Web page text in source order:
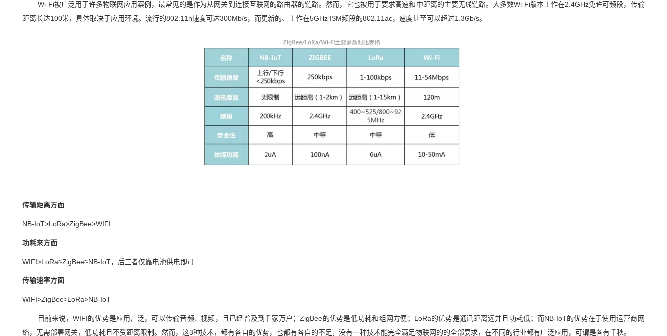
Wi-Fi被广泛用于许多物联网应用案例，最常见的是作为从网关到连接互联网的路由器的链路。然而，它也被用于要求高速和中距离的主要无线链路。大多数Wi-Fi版本工作在2.4GHz免许可频段，传输
距离长达100米，具体取决于应用环境。流行的802.11n速度可达300Mb/s，而更新的、工作在5GHz ISM频段的802.11ac，速度甚至可以超过1.3Gb/s。
传输距离方面
NB-IoT>LoRa>ZigBee>WIFI
功耗来方面
WIFI>LoRa≈ZigBee≈NB-IoT，后三者仅靠电池供电即可
传输速率方面
WIFI>ZigBee>LoRa>NB-IoT
目前来说， WIFI的优势是应用广泛，可以传输音频、视频，且已经普及到千家万户；ZigBee的优势是低功耗和组网方便；LoRa的优势是通讯距离远并且功耗低；而NB-IoT的优势在于使用运营商网
络，无需部署网关，低功耗且不受距离限制。然而，这3种技术，都有各自的优势，也都有各自的不足，没有一种技术能完全满足物联网的的全部要求，在不同的行业都有广泛应用，可谓是各有千秋。